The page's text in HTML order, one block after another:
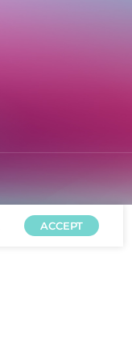
ACCEPT